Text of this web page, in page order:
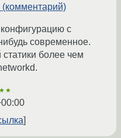
с
современное.
более чем